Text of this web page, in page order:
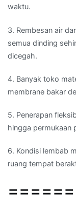
waktu.
3. Rembesan air
semua dinding
dicegah.
4. Banyak toko
membrane bakar
5. Penerapan
hingga permukaan
6. Kondisi lembab
ruang tempat